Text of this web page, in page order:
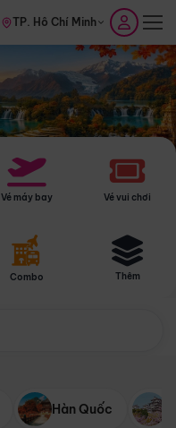
TP. Hồ Chí Minh
Vé máy bay Vé vui chơi
Combo Thêm
Hàn Quốc